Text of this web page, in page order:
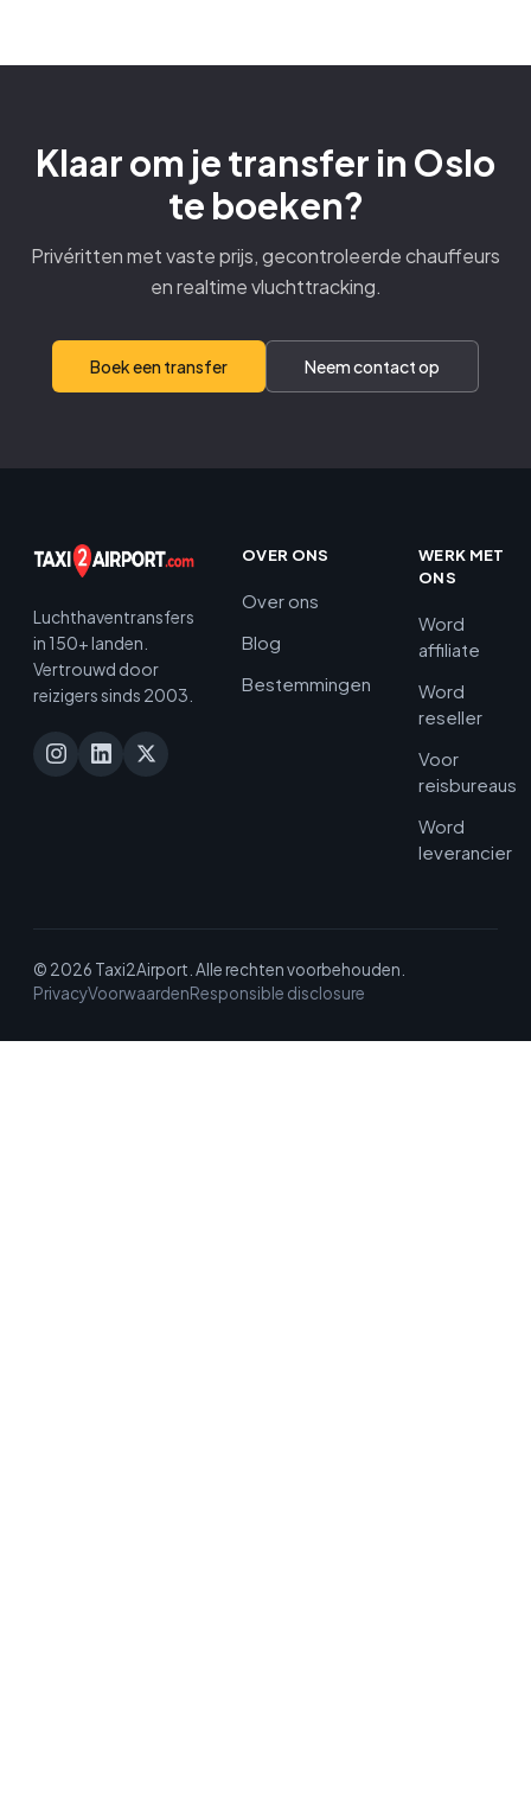
Klaar om je transfer in Oslo
te boeken?
Privéritten met vaste prijs, gecontroleerde chauffeurs
en realtime vluchttracking.
Boek een transfer Neem contact op
Luchthaventransfers
in 150+ landen.
Vertrouwd door
reizigers sinds 2003.
OVER ONS
Over ons
Blog
Bestemmingen
WERK MET
ONS
Word
affiliate
Word
reseller
Voor
reisbureaus
Word
leverancier
© 2026 Taxi2Airport. Alle rechten voorbehouden.
PrivacyVoorwaardenResponsible disclosure